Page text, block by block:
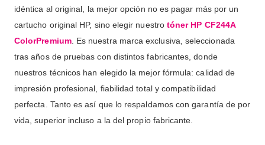
idéntica al original, la mejor opción no es pagar más por un
cartucho original HP, sino elegir nuestro tóner HP CF244A
ColorPremium. Es nuestra marca exclusiva, seleccionada
tras años de pruebas con distintos fabricantes, donde
nuestros técnicos han elegido la mejor fórmula: calidad de
impresión profesional, fiabilidad total y compatibilidad
perfecta. Tanto es así que lo respaldamos con garantía de por
vida, superior incluso a la del propio fabricante.